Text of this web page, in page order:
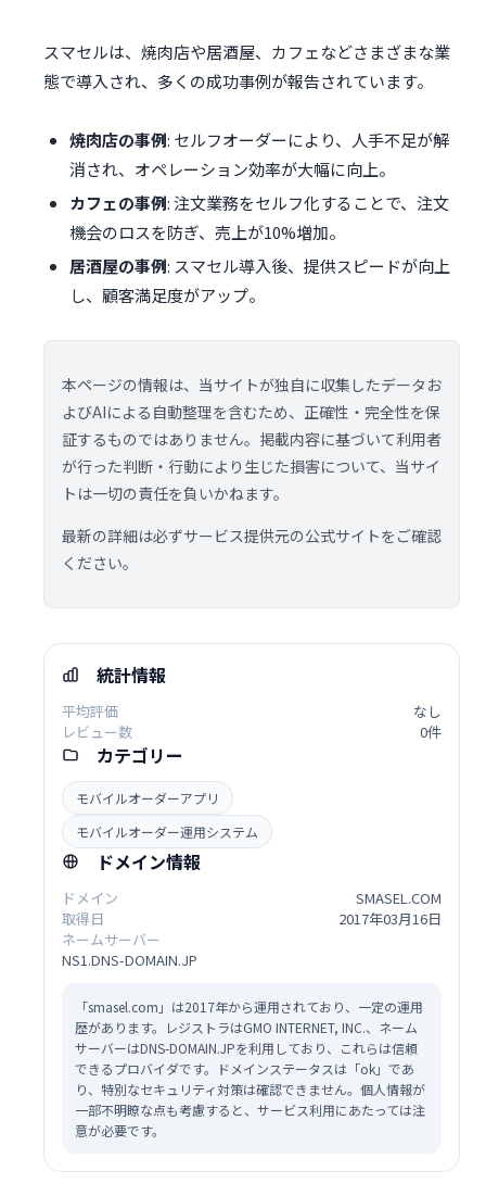
スマセルは、焼肉店や居酒屋、カフェなどさまざまな業
態で導入され、多くの成功事例が報告されています。
焼肉店の事例: セルフオーダーにより、人手不足が解
消され、オペレーション効率が大幅に向上。
カフェの事例: 注文業務をセルフ化することで、注文
機会のロスを防ぎ、売上が10%増加。
居酒屋の事例: スマセル導入後、提供スピードが向上
し、顧客満足度がアップ。
本ページの情報は、当サイトが独自に収集したデータお
よびAIによる自動整理を含むため、正確性・完全性を保
証するものではありません。掲載内容に基づいて利用者
が行った判断・行動により生じた損害について、当サイ
トは一切の責任を負いかねます。
最新の詳細は必ずサービス提供元の公式サイトをご確認
ください。
統計情報
平均評価
なし
レビュー数
0件
カテゴリー
モバイルオーダーアプリ
モバイルオーダー運用システム
ドメイン情報
ドメイン
SMASEL.COM
取得日
2017年03月16日
ネームサーバー
NS1.DNS-DOMAIN.JP
「smasel.com」は2017年から運用されており、一定の運用
歴があります。レジストラはGMO INTERNET, INC.、ネーム
サーバーはDNS-DOMAIN.JPを利用しており、これらは信頼
できるプロバイダです。ドメインステータスは「ok」であ
り、特別なセキュリティ対策は確認できません。個人情報が
一部不明瞭な点も考慮すると、サービス利用にあたっては注
意が必要です。